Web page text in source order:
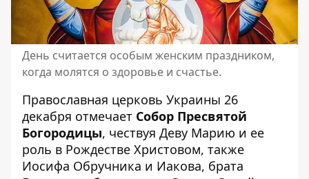
День считается особым женским праздником,
когда молятся о здоровье и счастье.
Православная церковь Украины 26
декабря отмечает Собор Пресвятой
Богородицы, чествуя Деву Марию и ее
роль в Рождестве Христовом, также
Иосифа Обручника и Иакова, брата